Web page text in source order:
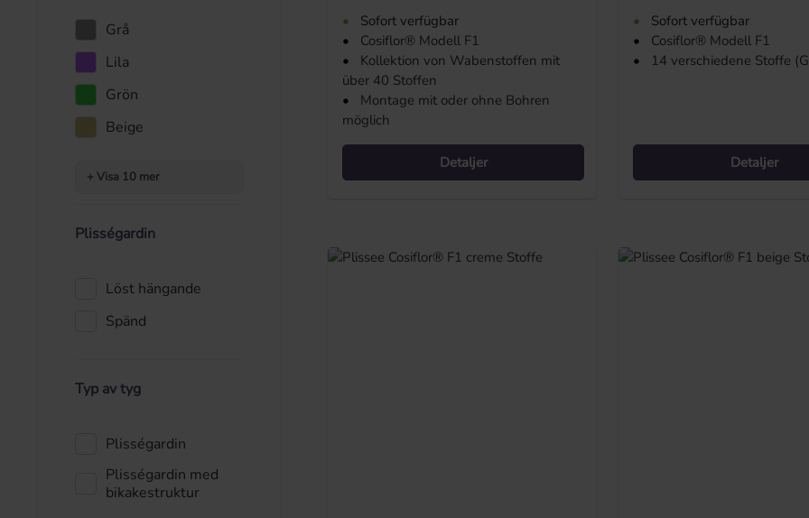
Grå
Lila
Grön
Beige
+ Visa 10 mer
Plisségardin
Löst hängande
Spänd
Typ av tyg
Plisségardin
Plisségardin med
bikakestruktur
•
Sofort verfügbar
•
Cosiflor® Modell F1
•
Kollektion von Wabenstoffen mit
über 40 Stoffen
•
Montage mit oder ohne Bohren
möglich
Detaljer
•
Sofort verfügbar
•
Cosiflor® Modell F1
•
14 verschiedene Stoffe
Detaljer